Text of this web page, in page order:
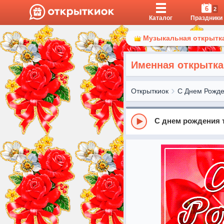
Каталог
6 2
Праздники
Музыкальная
Именная
Открыткиок С Днем
С днем рождения